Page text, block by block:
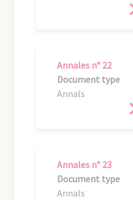
Annales n° 22
Document type
Annals
Annales n° 23
Document type
Annals